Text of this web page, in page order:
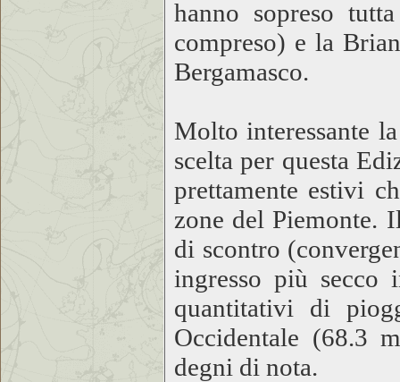
hanno sopreso
compreso) e la
Bergamasco.
Molto interessante
scelta per questa
prettamente estivi
zone del Piemonte.
di scontro
ingresso più secco
quantitativi di
Occidentale (68.3
degni di nota.